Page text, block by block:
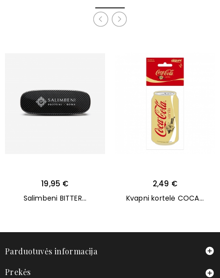
Kaina
19,95 €
Salimbeni BITTER...
Kaina
2,49 €
Kvapni kortelė COCA...
Parduotuvės informacija 
Prekės 